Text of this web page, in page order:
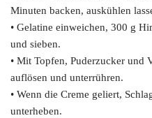
Minuten backen, auskühlen
• Gelatine einweichen, 300 g
und sieben.
• Mit Topfen, Puderzucker und
auflösen und unterrühren.
• Wenn die Creme geliert,
unterheben.